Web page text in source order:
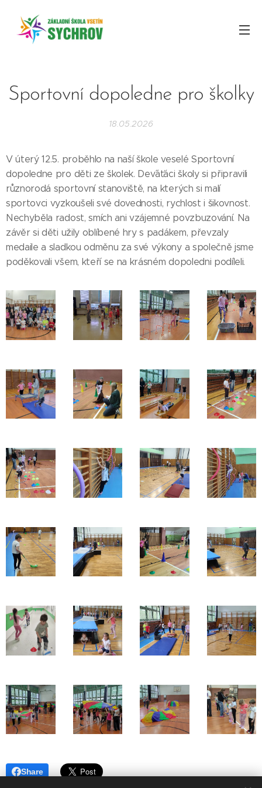
Sportovní dopoledne pro školky
18.05.2026
V úterý 12.5. proběhlo na naší škole veselé Sportovní
dopoledne pro děti ze školek. Dev´áťáci školy si připravili
různorodá sportovní stanoviště, na kterých si malí
sportovci vyzkoušeli své dovednosti, rychlost i šikovnost.
Nechyběla radost, smích ani vzájemné povzbuzování. Na
závěr si děti užily oblíbené hry s padákem, převzaly
medaile a sladkou odměnu za své výkony a společně jsme
poděkovali všem, kteří se na krásném dopoledni podíleli.
Share